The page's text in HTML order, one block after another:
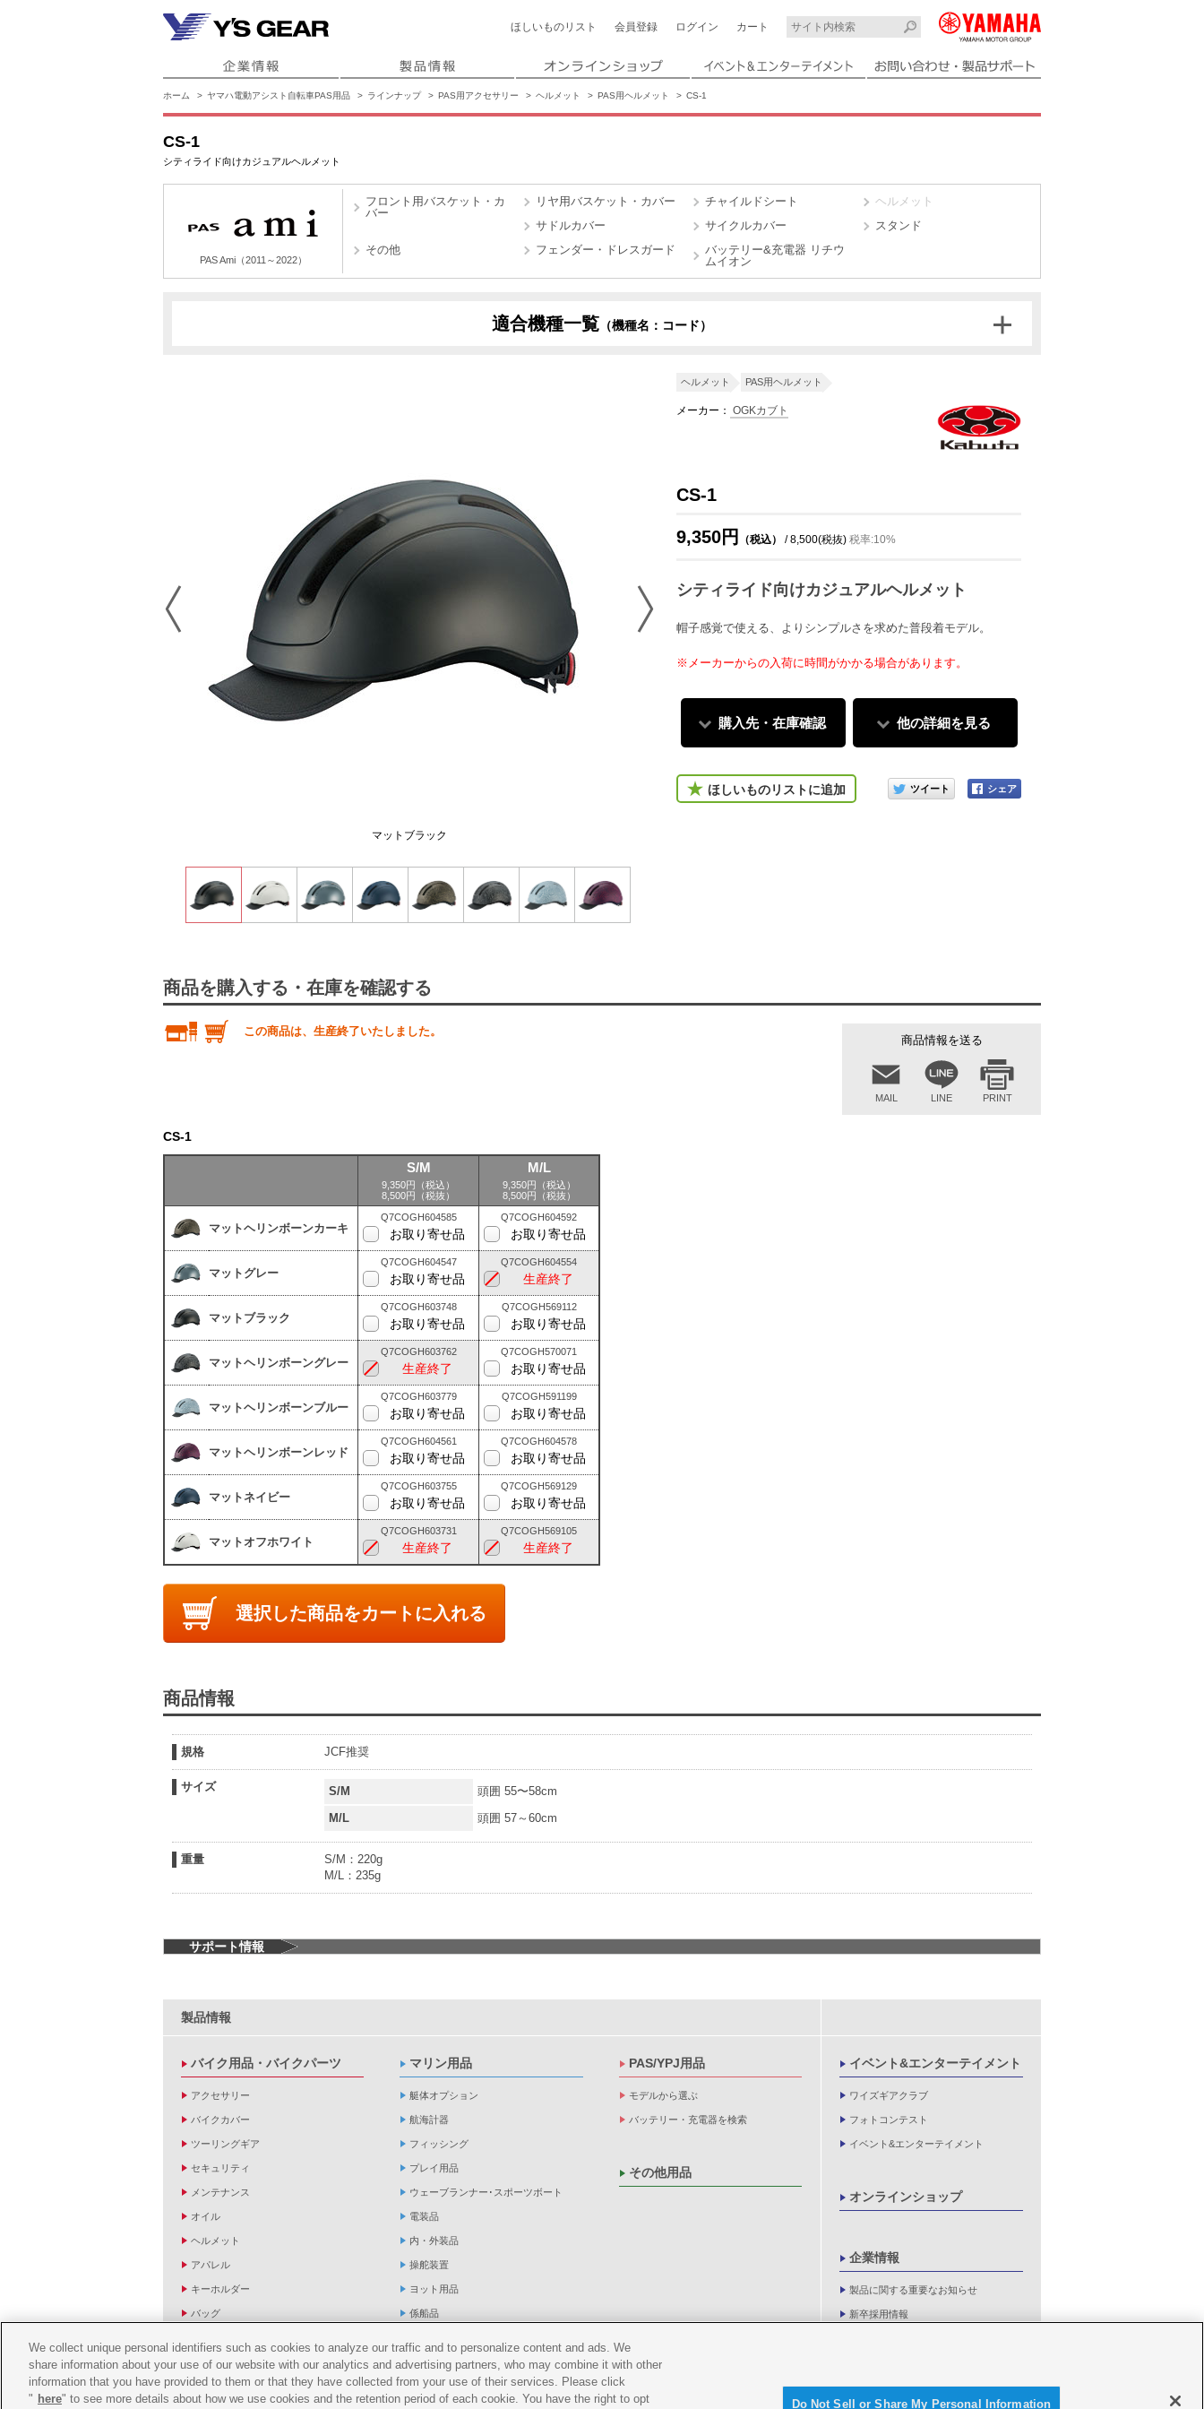
ほしいもの リスト 会員登録 ログイン カート
ホーム ヤマハ電動アシスト自転車PAS用品 ラインナップ PAS用アクセサリー ヘルメット PAS用ヘルメット CS-1
CS-1
シティライド向けカジュアルヘルメット
PAS Ami（2011～2022）
フロント用バスケット・カ
バー
リヤ用バスケット・カバー チャイルドシート
ヘルメット
サドルカバー
サイクルカバー
スタンド
その他
フェンダー・ドレスガード
バッテリー&充電器 リチウ
ムイオン
適合機種一覧 （機種名：コード）
ヘルメット PAS用ヘルメット
メーカー： OGKカブト
CS-1
9,350円 （税込） / 8,500(税抜) 税率:10%
シティライド向けカジュアルヘルメット
帽子感覚で使える、よりシンプルさを求めた普段着モデル。
※メーカーからの入荷に時間がかかる場合があります。
購入先・在庫確認 他の詳細を見る
ほしいものリストに追加
このアイテムをシェアする
マットブラック
商品を購入する・在庫を確認する
商品情報を送る
MAIL LINE PRINT
この商品は、生産終了いたしました。
CS-1
S/M
9,350円（税込）
8,500円（税抜）
M/L
9,350円（税込）
8,500円（税抜）
マットヘリンボーンカーキ
Q7COGH604585
お取り寄せ品
Q7COGH604592
お取り寄せ品
マットグレー
Q7COGH604547
お取り寄せ品
Q7COGH604554
生産終了
マットブラック
Q7COGH603748
お取り寄せ品
Q7COGH569112
お取り寄せ品
マットヘリンボーングレー
Q7COGH603762
生産終了
Q7COGH570071
お取り寄せ品
マットヘリンボーンブルー
Q7COGH603779
お取り寄せ品
Q7COGH591199
お取り寄せ品
マットヘリンボーンレッド
Q7COGH604561
お取り寄せ品
Q7COGH604578
お取り寄せ品
マットネイビー
Q7COGH603755
お取り寄せ品
Q7COGH569129
お取り寄せ品
マットオフホワイト
Q7COGH603731
生産終了
Q7COGH569105
生産終了
選択した商品をカートに入れる
商品情報
規格 JCF推奨
サイズ S/M
頭囲 55〜58cm
M/L
頭囲 57～60cm
重量
S/M：220g
M/L：235g
サポート情報
製品情報
バイク用品・バイクパーツ
アクセサリー
バイクカバー
ツーリングギア
セキュリティ
メンテナンス
オイル
ヘルメット
アパレル
キーホルダー
バッグ
YZF R1/R6レーシングキットパーツ
マリン用品
艇体オプション
航海計器
フィッシング
プレイ用品
ウェーブランナー･スポーツボート
電装品
内・外装品
操舵装置
ヨット用品
係船品
メンテナンス
アパレル
PAS/YPJ用品
モデルから選ぶ
バッテリー・充電器を検索
その他用品
イベント&エンターテイメント
ワイズギアクラブ
フォトコンテスト
イベント&エンターテイメント
オンラインショップ
企業情報
製品に関する重要なお知らせ
新卒採用情報
We collect unique personal identifiers such as cookies to analyze our traffic and to personalize content and ads. We
share information about your use of our website with our analytics and advertising partners, who may combine it with other
information that you have provided to them or that they have collected from your use of their services. Please click
" here" to see more details about how we use cookies and the retention period of each cookie. You have the right to opt Do Not Sell or Share My Personal Information